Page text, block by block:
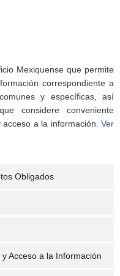
Mexiquense que permite
correspondiente a
y específicas, así
considere conveniente
a la información. Ver
Obligados
Acceso a la Información